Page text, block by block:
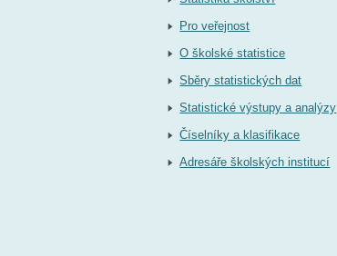
Pro veřejnost
O školské statistice
Sběry statistických dat
Statistické výstupy a analýzy
Číselníky a klasifikace
Adresáře školských institucí